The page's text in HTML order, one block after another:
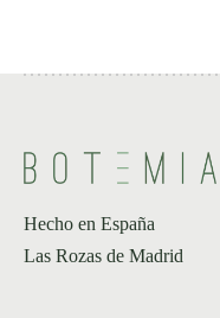
Hecho en España
Las Rozas de Madrid